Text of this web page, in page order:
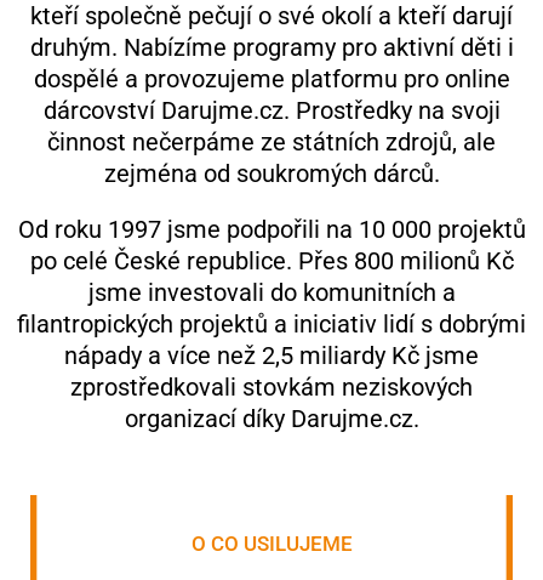
kteří společně pečují o své okolí a kteří darují
druhým. Nabízíme programy pro aktivní děti i
dospělé a provozujeme platformu pro online
dárcovství Darujme.cz. Prostředky na svoji
činnost nečerpáme ze státních zdrojů, ale
zejména od soukromých dárců.
Od roku 1997 jsme podpořili na 10 000 projektů
po celé České republice. Přes 800 milionů Kč
jsme investovali do komunitních a
filantropických projektů a iniciativ lidí s dobrými
nápady a více než 2,5 miliardy Kč jsme
zprostředkovali stovkám neziskových
organizací díky Darujme.cz.
O CO USILUJEME